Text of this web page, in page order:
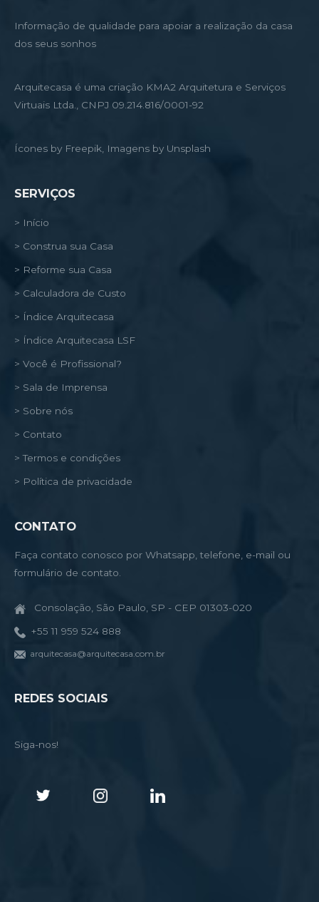
Informação de qualidade para apoiar a realização da casa
dos seus sonhos
Arquitecasa é uma criação KMA2 Arquitetura e Serviços
Virtuais Ltda., CNPJ 09.214.816/0001-92
Ícones by Freepik, Imagens by Unsplash
SERVIÇOS
> Início
> Construa sua Casa
> Reforme sua Casa
> Calculadora de Custo
> Índice Arquitecasa
> Índice Arquitecasa LSF
> Você é Profissional?
> Sala de Imprensa
> Sobre nós
> Contato
> Termos e condições
> Política de privacidade
CONTATO
Faça contato conosco por Whatsapp, telefone, e-mail ou
formulário de contato.
Consolação, São Paulo, SP - CEP 01303-020
+55 11 959 524 888
arquitecasa@arquitecasa.com.br
REDES SOCIAIS
Siga-nos!